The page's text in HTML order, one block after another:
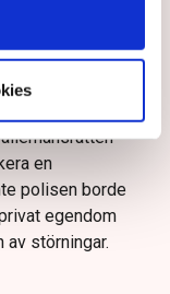
Lifvendahl
för att
lag”.
en
polisen borde
egendom
störningar.